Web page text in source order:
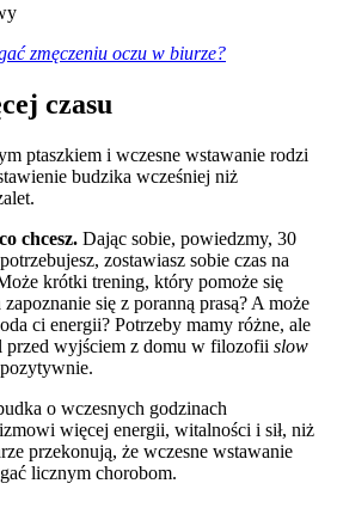
zmęczeniu oczu w biurze?
czasu
ptaszkiem i wczesne wstawanie rodzi
budzika wcześniej niż
chcesz. Dając sobie, powiedzmy, 30
zostawiasz sobie czas na
krótki trening, który pomoże się
się z poranną prasą? A może
ci energii? Potrzeby mamy różne, ale
wyjściem z domu w filozofii slow
o wczesnych godzinach
więcej energii, witalności i sił, niż
przekonują, że wczesne wstawanie
licznym chorobom.